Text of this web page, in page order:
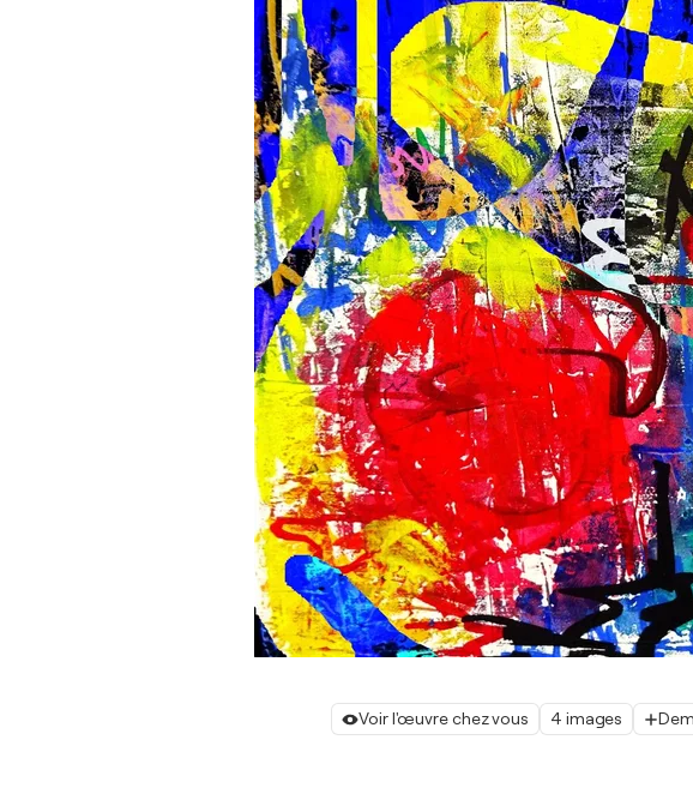
Voir l'œuvre chez vous 4 images